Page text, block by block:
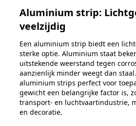
Aluminium strip:
veelzijdig
Een aluminium strip biedt een
sterke optie. Aluminium staat
uitstekende weerstand tegen
aanzienlijk minder weegt dan
aluminium strips perfect voor
gewicht een belangrijke factor is,
transport- en luchtvaartindustrie,
en decoratie.